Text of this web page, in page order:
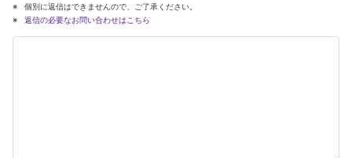
個別に返信はできませんので、ご了承ください。
返信の必要なお問い合わせはこちら